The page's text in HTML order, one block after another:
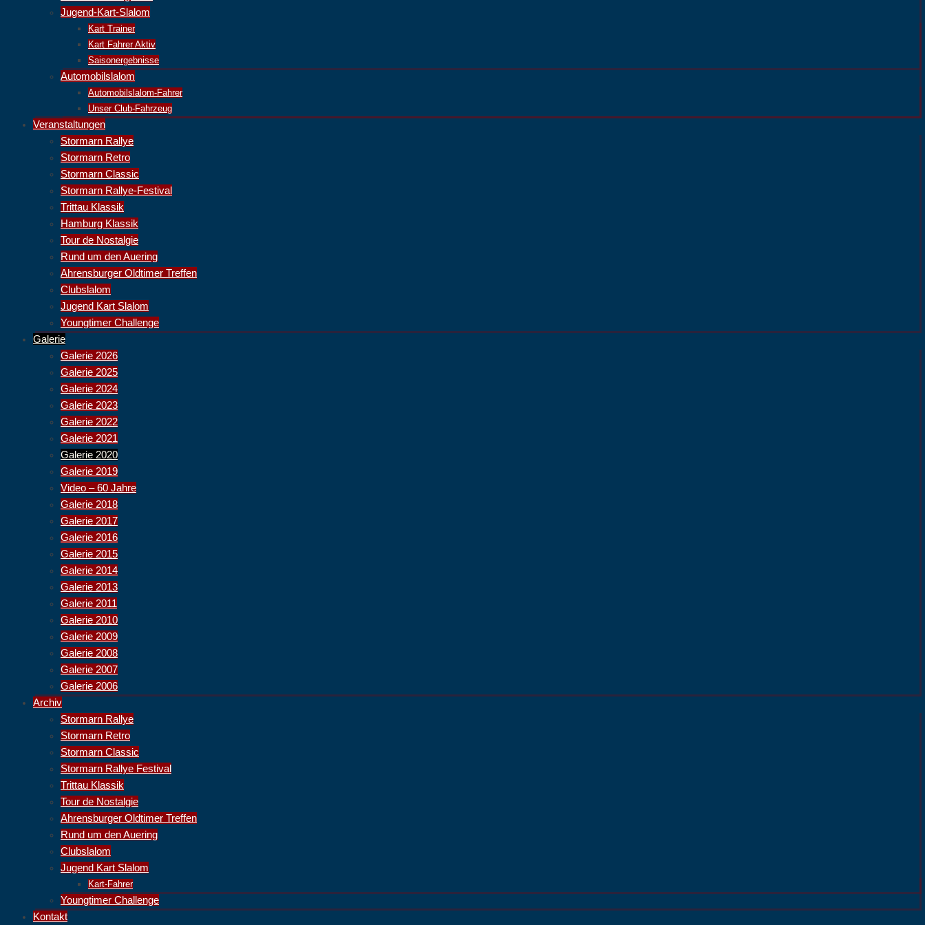
Jugend-Kart-Slalom
Kart Trainer
Kart Fahrer Aktiv
Saisonergebnisse
Automobilslalom
Automobilslalom-Fahrer
Unser Club-Fahrzeug
Veranstaltungen
Stormarn Rallye
Stormarn Retro
Stormarn Classic
Stormarn Rallye-Festival
Trittau Klassik
Hamburg Klassik
Tour de Nostalgie
Rund um den Auering
Ahrensburger Oldtimer Treffen
Clubslalom
Jugend Kart Slalom
Youngtimer Challenge
Galerie
Galerie 2026
Galerie 2025
Galerie 2024
Galerie 2023
Galerie 2022
Galerie 2021
Galerie 2020
Galerie 2019
Video – 60 Jahre
Galerie 2018
Galerie 2017
Galerie 2016
Galerie 2015
Galerie 2014
Galerie 2013
Galerie 2011
Galerie 2010
Galerie 2009
Galerie 2008
Galerie 2007
Galerie 2006
Archiv
Stormarn Rallye
Stormarn Retro
Stormarn Classic
Stormarn Rallye Festival
Trittau Klassik
Tour de Nostalgie
Ahrensburger Oldtimer Treffen
Rund um den Auering
Clubslalom
Jugend Kart Slalom
Kart-Fahrer
Youngtimer Challenge
Kontakt